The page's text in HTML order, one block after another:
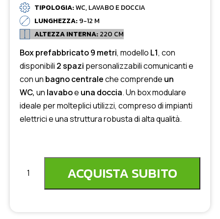
TIPOLOGIA:WC, LAVABO E DOCCIA
LUNGHEZZA:9-12 M
ALTEZZA INTERNA:220 CM
Box prefabbricato 9 metri, modello L1, con
disponibili 2 spazi personalizzabili comunicanti e
con un bagno centraleche comprende un
WC, un lavaboe una doccia. Un box modulare
ideale per molteplici utilizzi, compreso di impianti
elettrici e una struttura robusta di alta qualità.
ACQUISTA SUBITO